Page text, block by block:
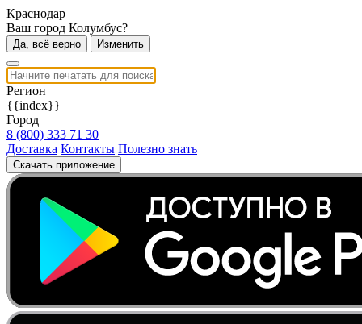
Краснодар
Ваш город Колумбус?
Да, всё верно Изменить
Регион
{{index}}
Город
8 (800) 333 71 30
Доставка Контакты Полезно знать
Скачать приложение